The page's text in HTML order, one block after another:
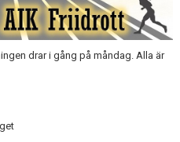
drar i gång på måndag. Alla är